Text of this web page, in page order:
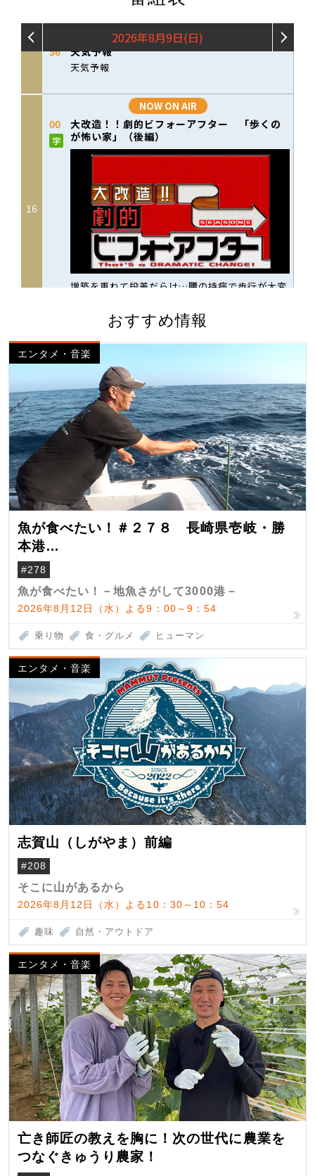
おすすめ情報
エンタメ・音楽
魚が食べたい！＃２７８ 長崎県壱岐・勝
本港
（クロマグロ）
#278
魚が食べたい！－地魚さがして3000港－
2026年8月12日（水）よる9：00～9：54
乗り物 食・グルメ ヒューマン
エンタメ・音楽
志賀山（しがやま）前編
#208
そこに山があるから
2026年8月12日（水）よる10：30～10：54
趣味 自然・アウトドア
エンタメ・音楽
亡き師匠の教えを胸に！次の世代に農業を
つなぐきゅうり農家！